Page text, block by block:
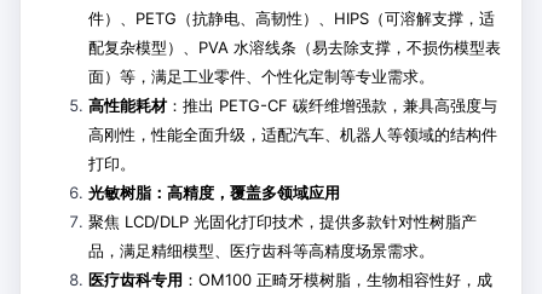
件）、PETG（抗静电、高韧性）、HIPS（可溶解支撑，适
配复杂模型）、PVA 水溶线条（易去除支撑，不损伤模型表
面）等，满足工业零件、个性化定制等专业需求。
高性能耗材：推出 PETG-CF 碳纤维增强款，兼具高强度与
高刚性，性能全面升级，适配汽车、机器人等领域的结构件
打印。
光敏树脂：高精度，覆盖多领域应用
聚焦 LCD/DLP 光固化打印技术，提供多款针对性树脂产
品，满足精细模型、医疗齿科等高精度场景需求。
医疗齿科专用 ：OM100 正畸牙模树脂，生物相容性好，成